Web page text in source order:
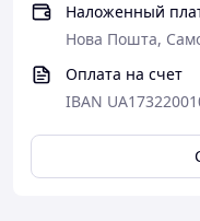
Наложенный
Нова Пошта,
Оплата на счет
IBAN